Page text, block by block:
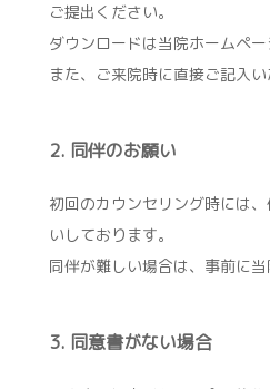
ご提出ください。
ダウンロードは当院ホームペー
また、ご来院時に直接ご記入い
2. 同伴のお願い
初回のカウンセリング時には
いしております。
同伴が難しい場合は、事前に当
3. 同意書がない場合